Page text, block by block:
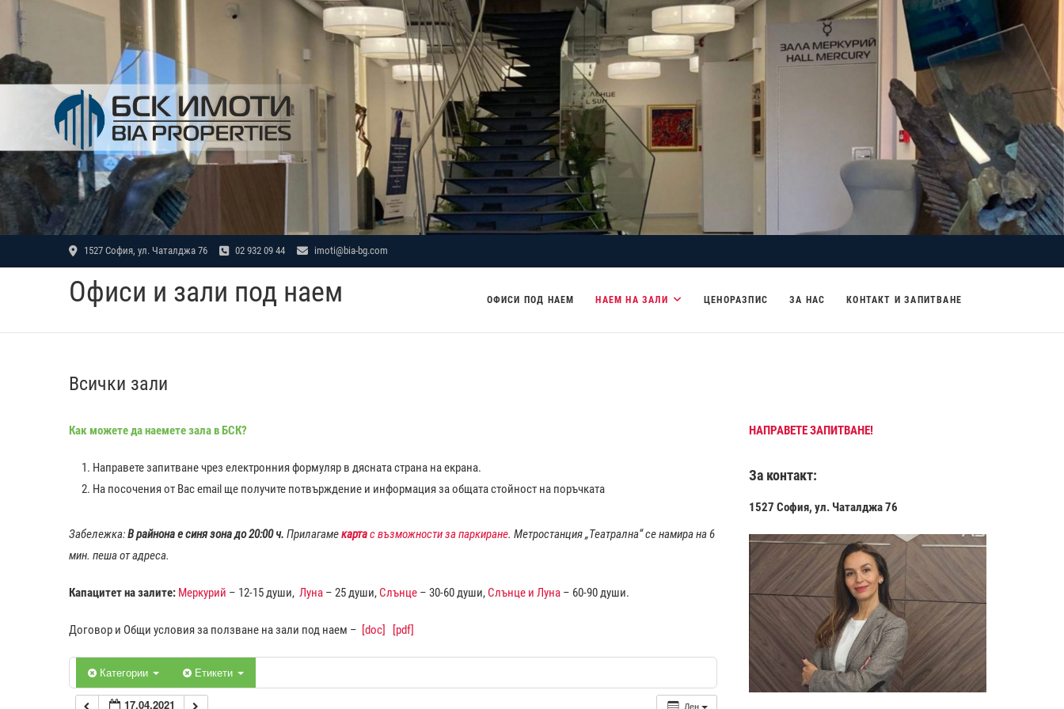
Skip
content
1527 София, ул. Чаталджа 76 02 932 09 44 imoti@bia-bg.com
Офиси и зали под наем ОФИСИ ПОД НАЕМ НАЕМ НА ЗАЛИ ЦЕНОРАЗПИС ЗА НАС КОНТАКТ И ЗАПИТВАНЕ
Всички зали
Как можете да наемете зала в БСК?
Направете запитване чрез електронния формуляр в дясната страна на екрана.
На посочения от Вас еmail ще получите потвърждение и информация за общата стойност на поръчката
Забележка:В райнона е синя зона до 20:00 ч. Прилагамекартас възможности за паркиране. Метростанция „Театрална“ се намира на 6
мин. пеша от адреса.
Капацитет на залите: Меркурий – 12-15 души, Луна – 25 души, Слънце – 30-60 души, Слънце и Луна – 60-90 души.
Договор и Общи условия за ползване на зали под наем – [doc] [pdf]
Категории Етикети
Ден
17.04.2021
0:00
1:00 НАПРАВЕТЕ ЗАПИТВАНЕ!
За контакт:
1527 София, ул. Чаталджа 76